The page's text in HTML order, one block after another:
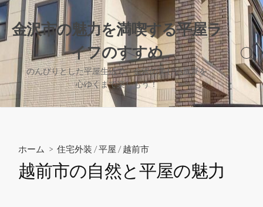
コ
ン
テ
ツ
へ
ス
キ
金沢市の魅力を満喫する平屋ラ
イフのすすめ
のんびりとした平屋生活で、金沢の美しい風景を
心ゆくまで楽しもう！
検
索
切
り
替
ホーム > 住宅外装 /平屋 /越前市
越前市の自然と平屋の魅力